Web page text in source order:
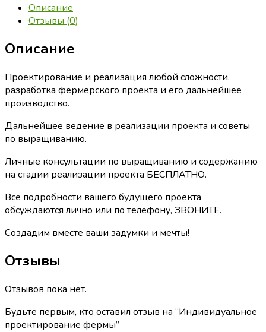
Описание
Отзывы (0)
Описание
Проектирование и реализация любой сложности,
разработка фермерского проекта и его дальнейшее
производство.
Дальнейшее ведение в реализации проекта и советы
по выращиванию.
Личные консультации по выращиванию и содержанию
на стадии реализации проекта БЕСПЛАТНО.
Все подробности вашего будущего проекта
обсуждаются лично или по телефону, ЗВОНИТЕ.
Создадим вместе ваши задумки и мечты!
Отзывы
Отзывов пока нет.
Будьте первым, кто оставил отзыв на “Индивидуальное
проектирование фермы”